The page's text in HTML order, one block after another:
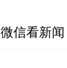
微信看新闻